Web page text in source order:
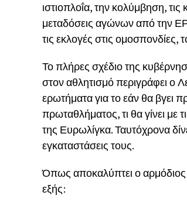
ιστιοπλοΐα, την κολύμβηση,
μεταδόσεις αγώνων από την
τις εκλογές στις ομοσπονδίες,
Το πλήρες σχέδιο της
στον αθλητισμό περιγράφει ο
ερωτήματα για το εάν θα βγει
πρωταθλήματος, τι θα γίνει με
της Ευρωλίγκα. Ταυτόχρονα
εγκαταστάσεις τους.
Όπως αποκαλύπτει ο
εξής: